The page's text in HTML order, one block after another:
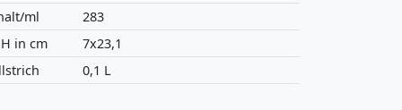
ml
283
in cm
7x23,1
0,1 L